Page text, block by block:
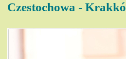
Czestochowa - Krakkó